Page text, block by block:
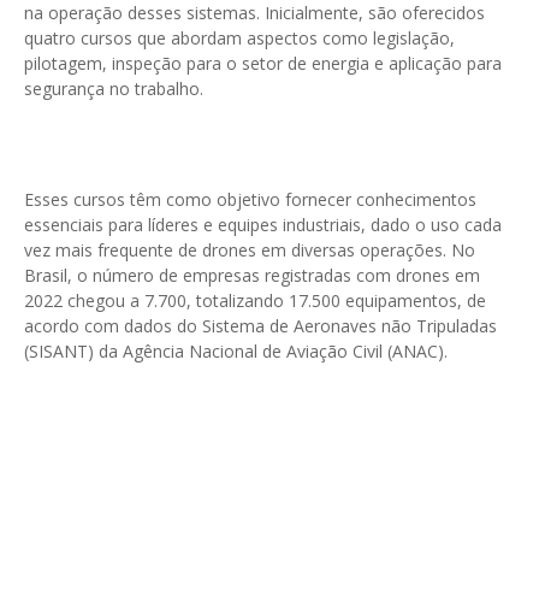
na operação desses sistemas. Inicialmente, são oferecidos
quatro cursos que abordam aspectos como legislação,
pilotagem, inspeção para o setor de energia e aplicação para
segurança no trabalho.
Esses cursos têm como objetivo fornecer conhecimentos
essenciais para líderes e equipes industriais, dado o uso cada
vez mais frequente de drones em diversas operações. No
Brasil, o número de empresas registradas com drones em
2022 chegou a 7.700, totalizando 17.500 equipamentos, de
acordo com dados do Sistema de Aeronaves não Tripuladas
(SISANT) da Agência Nacional de Aviação Civil (ANAC).